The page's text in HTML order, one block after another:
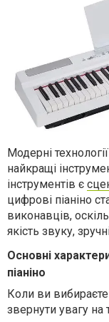
Модерні
найкращі
інструментів є
цифрові піаніно
виконавців,
якість звуку,
Основні
піаніно
Коли ви
звернути увагу на